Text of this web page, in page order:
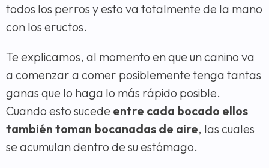
todos los perros y esto va totalmente de la mano
con los eructos.
Te explicamos, al momento en que un canino va
a comenzar a comer posiblemente tenga tantas
ganas que lo haga lo más rápido posible.
Cuando esto sucede entre cada bocado ellos
también toman bocanadas de aire, las cuales
se acumulan dentro de su estómago.